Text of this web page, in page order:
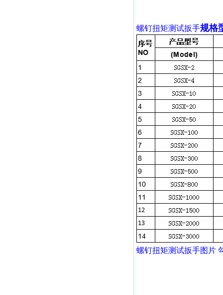
螺钉扭矩测试扳手规格
螺钉扭矩测试扳手图片